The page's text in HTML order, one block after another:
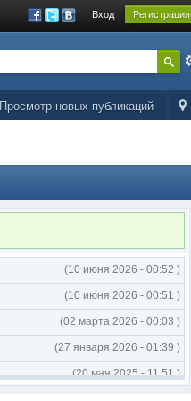
Вход Регистрация
Просмотр новых публикаций
(10 июня 2026 - 00:52 )
(10 июня 2026 - 00:51 )
(02 марта 2026 - 00:03 )
(27 января 2026 - 01:39 )
(20 мая 2025 - 11:51 )